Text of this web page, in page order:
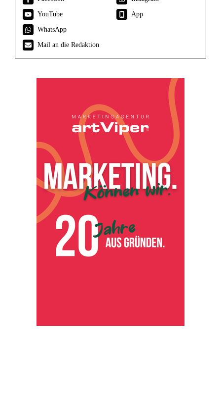
YouTube
App
WhatsApp
Mail an die Redaktion